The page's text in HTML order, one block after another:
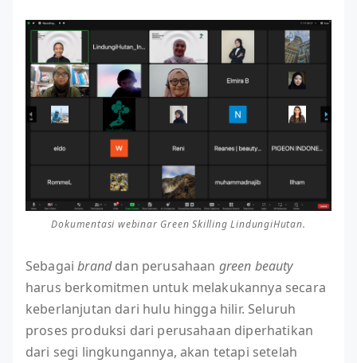
Dokumentasi webinar Green Skilling LindungiHutan.
Sebagai branddan perusahaan green beauty
harus berkomitmen untuk melakukannya secara
keberlanjutan dari hulu hingga hilir. Seluruh
proses produksi dari perusahaan diperhatikan
dari segi lingkungannya, akan tetapi setelah